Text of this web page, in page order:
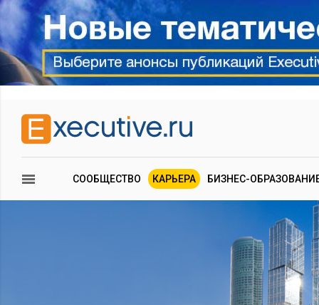
СООБЩЕСТВО КАРЬЕРА БИЗНЕС-